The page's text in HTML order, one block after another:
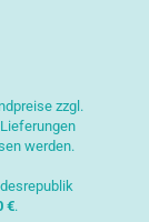
zzgl.
werden.
€.